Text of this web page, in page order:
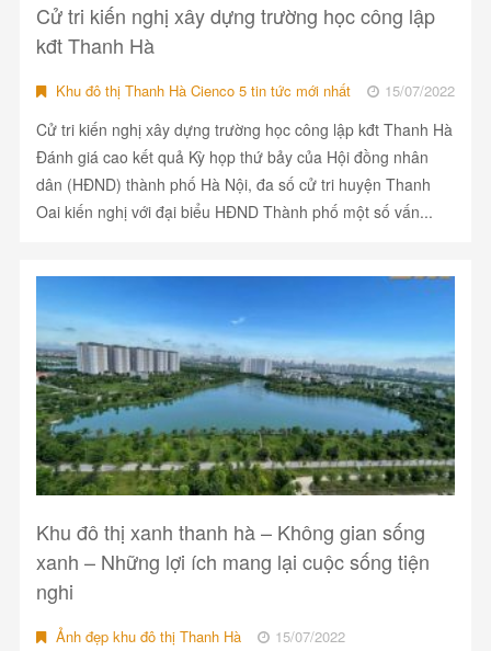
Cử tri kiến nghị xây dựng trường học công lập
kđt Thanh Hà
Khu đô thị Thanh Hà Cienco 5 tin tức mới nhất 15/07/2022
Cử tri kiến nghị xây dựng trường học công lập kđt Thanh Hà
Đánh giá cao kết quả Kỳ họp thứ bảy của Hội đồng nhân
dân (HĐND) thành phố Hà Nội, đa số cử tri huyện Thanh
Oai kiến nghị với đại biểu HĐND Thành phố một số vấn...
Khu đô thị xanh thanh hà – Không gian sống
xanh – Những lợi ích mang lại cuộc sống tiện
nghi
Ảnh đẹp khu đô thị Thanh Hà 15/07/2022